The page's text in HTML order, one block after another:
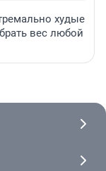
худые
вес любой